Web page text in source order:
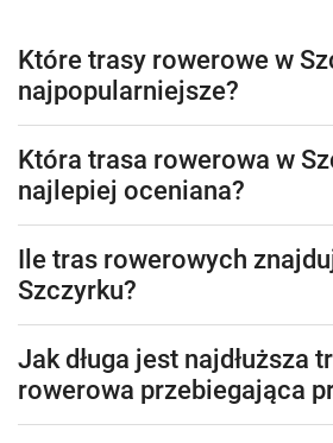
Które trasy rowerowe w
najpopularniejsze?
Która trasa rowerowa w
najlepiej oceniana?
Ile tras rowerowych
Szczyrku?
Jak długa jest najdłuższa
rowerowa przebiegająca